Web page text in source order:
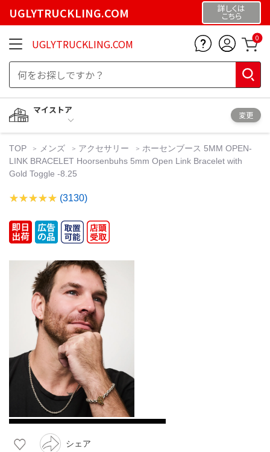
UGLYTRUCKLING.COM 詳しくは
こちら
UGLYTRUCKLING.COM 0
マイストア
変更
TOP メンズ アクセサリー
ホーセンブース 5MM OPEN-
LINK BRACELET Hoorsenbuhs 5mm Open Link Bracelet with
Gold Toggle -8.25
(3130)
シェア